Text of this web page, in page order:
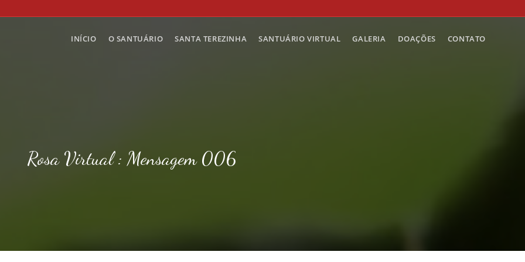
INÍCIO O SANTUÁRIO SANTA TEREZINHA SANTUÁRIO VIRTUAL GALERIA DOAÇÕES CONTATO
Rosa Virtual : Mensagem 006